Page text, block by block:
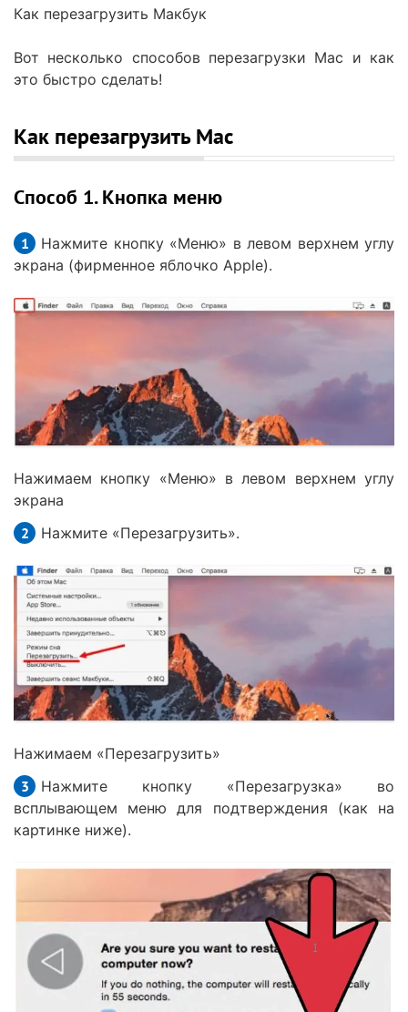
Как перезагрузить Макбук
Вот несколько способов перезагрузки Mac и как
это быстро сделать!
Как перезагрузить Mac
Способ 1. Кнопка меню
Нажмите кнопку «Меню» в левом верхнем углу
экрана (фирменное яблочко Apple).
Нажимаем кнопку «Меню» в левом верхнем углу
экрана
Нажмите «Перезагрузить».
Нажимаем «Перезагрузить»
Нажмите кнопку «Перезагрузка» во
всплывающем меню для подтверждения (как на
картинке ниже).